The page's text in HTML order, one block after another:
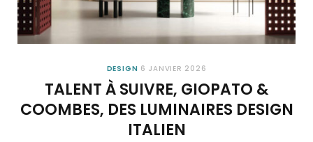
DESIGN 6 JANVIER 2026
TALENT À SUIVRE, GIOPATO &
COOMBES, DES LUMINAIRES DESIGN
ITALIEN